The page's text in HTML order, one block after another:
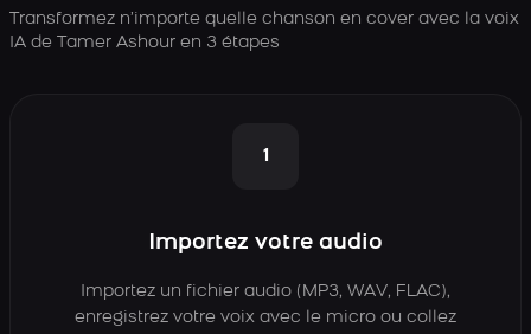
Transformez n’importe quelle chanson en cover avec la voix
IA de Tamer Ashour en 3 étapes
1
Importez votre audio
Importez un fichier audio (MP3, WAV, FLAC),
enregistrez votre voix avec le micro ou collez